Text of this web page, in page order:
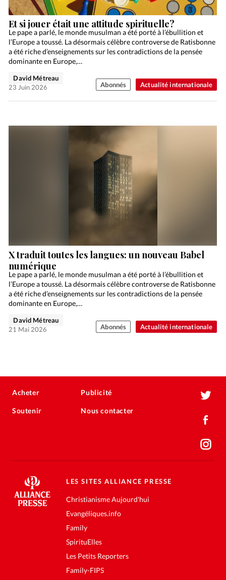
Actualité internationale
Et si jouer était une attitude spirituelle?
Le pape a parlé, le monde musulman a été porté à l’ébullition et
l’Europe a toussé. La désormais célèbre controverse de Ratisbonne
a été riche d’enseignements sur les contradictions de la pensée
dominante en Europe,…
David Métreau
23 Juin 2026
Abonnés
Actualité internationale
X traduit toutes les langues: un nouveau Babel
numérique
Le pape a parlé, le monde musulman a été porté à l’ébullition et
l’Europe a toussé. La désormais célèbre controverse de Ratisbonne
a été riche d’enseignements sur les contradictions de la pensée
dominante en Europe,…
David Métreau
21 Mai 2026
Abonnés
Acheter
Soutenir
Publicité
Nous contacter
LES SITES ALLIANCE PRESSE
Christianisme Aujourd'hui
Evangéliques.info
Family
SpirituElles
Les Petits Reporters
Family-FIPS